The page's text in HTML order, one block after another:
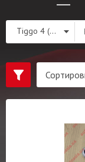
Tiggo 4 (T19)